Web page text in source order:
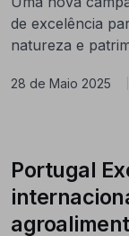
de excelência
natureza e
28 de Maio 2025
Portugal